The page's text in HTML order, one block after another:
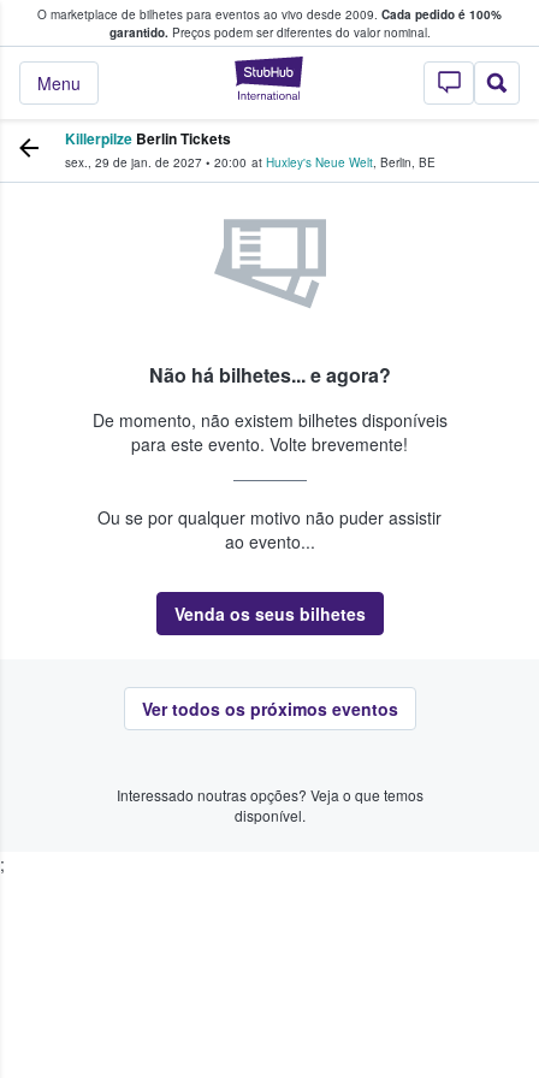
O marketplace de bilhetes para eventos ao vivo desde 2009. Cada pedido é 100%
garantido.Preços podem ser diferentes do valor nominal.
StubHub – onde
Menu
fãs compram e vendem bilhetes
Killerpilze Berlin Tickets
sex., 29 de jan. de 2027 • 20:00 at Huxley's Neue Welt, Berlin, BE
Não há bilhetes... e agora?
De momento, não existem bilhetes disponíveis
para este evento. Volte brevemente!
Ou se por qualquer motivo não puder assistir
ao evento...
Venda os seus bilhetes
Ver todos os próximos eventos
Interessado noutras opções? Veja o que temos
disponível.
;